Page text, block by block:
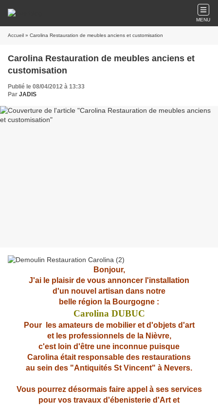
MENU
Accueil » Carolina Restauration de meubles anciens et customisation
Carolina Restauration de meubles anciens et
customisation
Publié le 08/04/2012 à 13:33
Par JADIS
Bonjour,
J'ai le plaisir de vous annoncer l'installation
d'un nouvel artisan dans notre
belle région la Bourgogne :
Carolina DUBUC
Pour les amateurs de mobilier et d'objets d'art
et les professionnels de la Nièvre,
c'est loin d'être une inconnue puisque
Carolina était responsable des restaurations
au sein des "Antiquités St Vincent" à Nevers.
Vous pourrez désormais faire appel à ses services
pour vos travaux d'ébenisterie d'Art et